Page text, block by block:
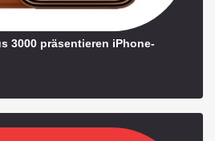
3000 präsentieren iPhone-